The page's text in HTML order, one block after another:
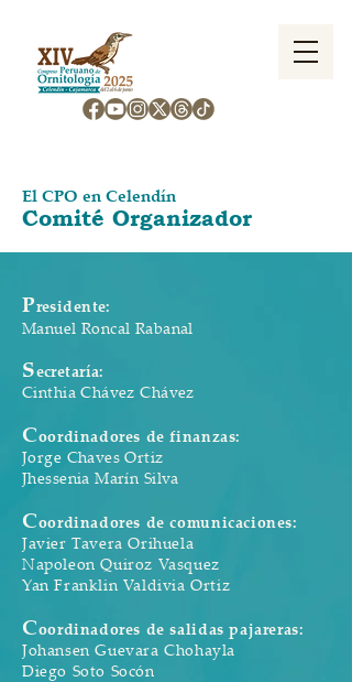
El CPO en Celendín
Comité Organizador
Presidente:
Manuel Roncal Rabanal
Secretaría:
Cinthia Chávez Chávez
Coordinadores de finanzas:
Jorge Chaves Ortiz
Jhessenia Marín Silva
Coordinadores de comunicaciones:
Javier Tavera Orihuela
Napoleon Quiroz Vasquez
Yan Franklin Valdivia Ortiz
Coordinadores de salidas pajareras:
Johansen Guevara Chohayla
Diego Soto Socón